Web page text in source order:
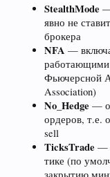
StealthMode —
явно не
брокера
NFA —
работающими
Фьючерсной
Association)
No_Hedge —
ордеров, т.е.
sell
TicksTrade —
тике (по